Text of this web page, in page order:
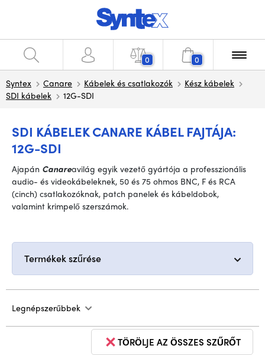
0 0
Syntex Canare Kábelek és csatlakozók
Kész kábelek
SDI kábelek
12G-SDI
SDI KÁBELEK CANARE KÁBEL FAJTÁJA:
12G-SDI
Ajapán Canareavilág egyik vezető gyártója a professzionális
audio- és videokábeleknek, 50 és 75 ohmos BNC, F és RCA
(cinch) csatlakozóknak, patch panelek és kábeldobok,
valamint krimpelő szerszámok.
Termékek szűrése
Legnépszerűbbek
TÖRÖLJE AZ ÖSSZES SZŰRŐT